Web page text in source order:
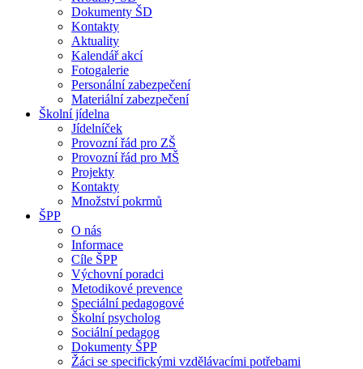
Dokumenty ŠD
Kontakty
Aktuality
Kalendář akcí
Fotogalerie
Personální zabezpečení
Materiální zabezpečení
Školní jídelna
Jídelníček
Provozní řád pro ZŠ
Provozní řád pro MŠ
Projekty
Kontakty
Množství pokrmů
ŠPP
O nás
Informace
Cíle ŠPP
Výchovní poradci
Metodikové prevence
Speciální pedagogové
Školní psycholog
Sociální pedagog
Dokumenty ŠPP
Žáci se specifickými vzdělávacími potřebami